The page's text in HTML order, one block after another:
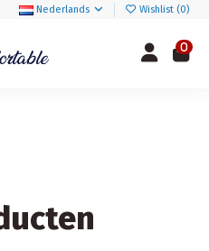
Nederlands Wishlist (0)
0